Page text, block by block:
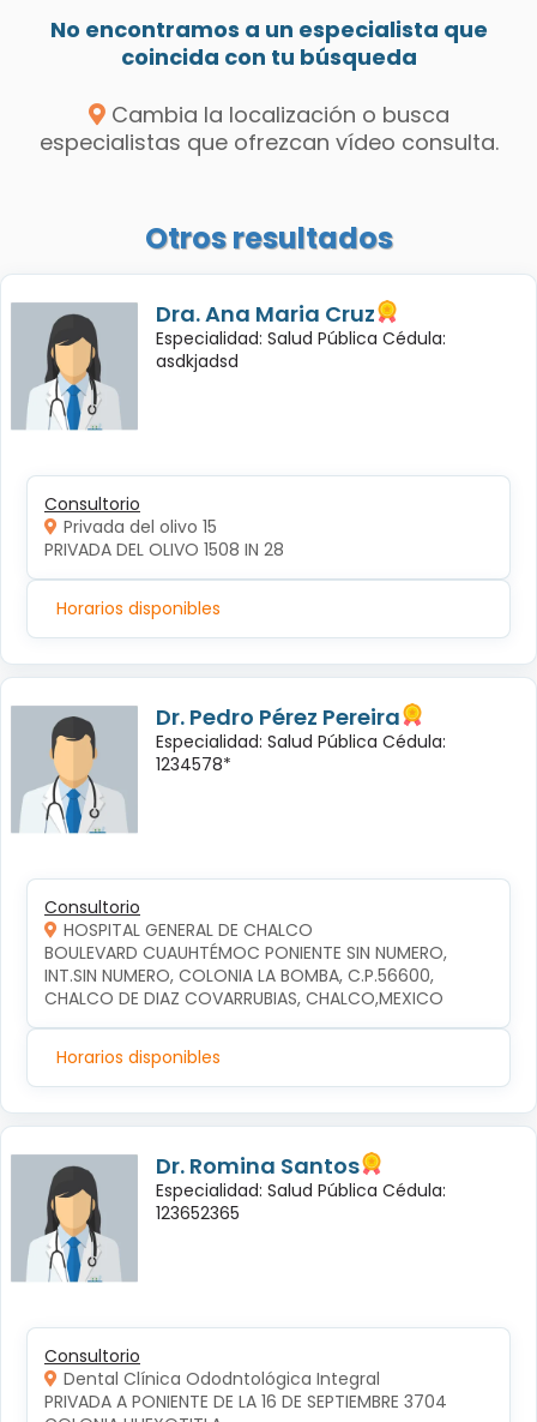
No encontramos a un especialista que
coincida con tu búsqueda
Cambia la localización o busca
especialistas que ofrezcan vídeo consulta.
Otros resultados
Dra. Ana Maria Cruz
Especialidad: Salud Pública Cédula:
asdkjadsd
Consultorio
Privada del olivo 15
PRIVADA DEL OLIVO 1508 IN 28
Horarios disponibles
Dr. Pedro Pérez Pereira
Especialidad: Salud Pública Cédula:
1234578*
Consultorio
HOSPITAL GENERAL DE CHALCO
BOULEVARD CUAUHTÉMOC PONIENTE SIN NUMERO,
INT.SIN NUMERO, COLONIA LA BOMBA, C.P.56600,
CHALCO DE DIAZ COVARRUBIAS, CHALCO,MEXICO
Horarios disponibles
Dr. Romina Santos
Especialidad: Salud Pública Cédula:
123652365
Consultorio
Dental Clínica Ododntológica Integral
PRIVADA A PONIENTE DE LA 16 DE SEPTIEMBRE 3704